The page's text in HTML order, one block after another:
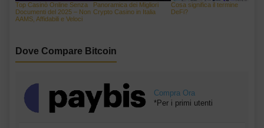
Top Casinò Online Senza
Documenti del 2025 – Non
AAMS, Affidabili e Veloci
Panoramica dei Migliori
Crypto Casino in Italia
Cosa significa il termine
DeFi?
Dove Compare Bitcoin
Compra Ora
*Per i primi utenti